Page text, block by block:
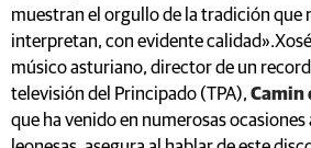
muestran el orgullo de la tradición que
interpretan, con evidente
músico asturiano, director de un
televisión del Principado (TPA), Camin
que ha venido en numerosas